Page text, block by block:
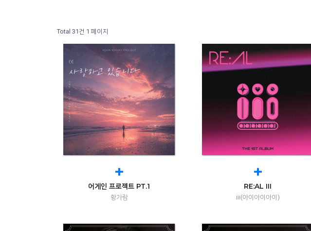
Total 31건 1 페이지
+
어게인 프로젝트 PT.1
황가람
+
RE:AL III
iii(아이아이아이)